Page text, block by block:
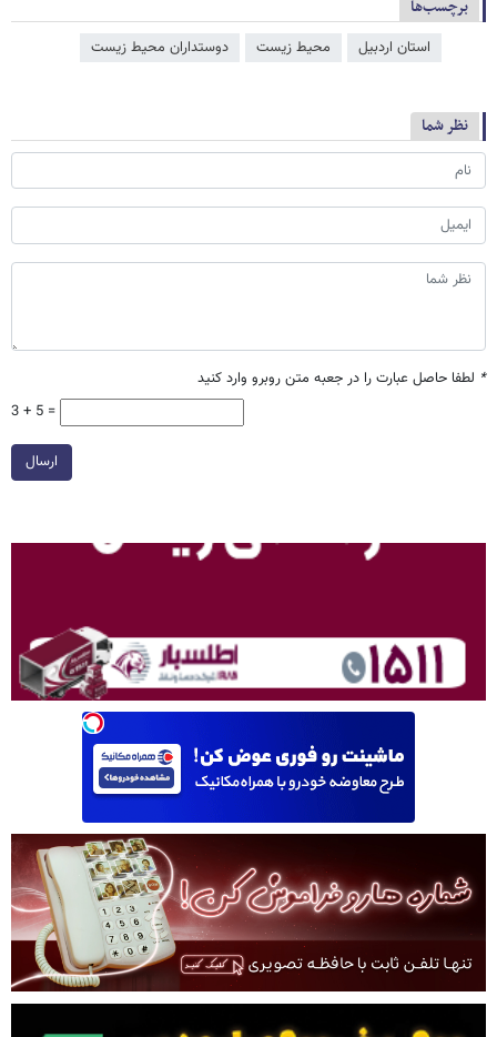
برچسب‌ها
استان اردبیل محیط زیست دوستداران محیط زیست
نظر شما
* لطفا حاصل عبارت را در جعبه متن روبرو وارد کنید
3 + 5 =
ارسال